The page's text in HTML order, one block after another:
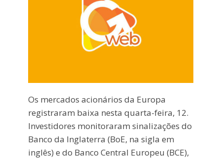
Os mercados acionários da Europa
registraram baixa nesta quarta-feira, 12.
Investidores monitoraram sinalizações do
Banco da Inglaterra (BoE, na sigla em
inglês) e do Banco Central Europeu (BCE),